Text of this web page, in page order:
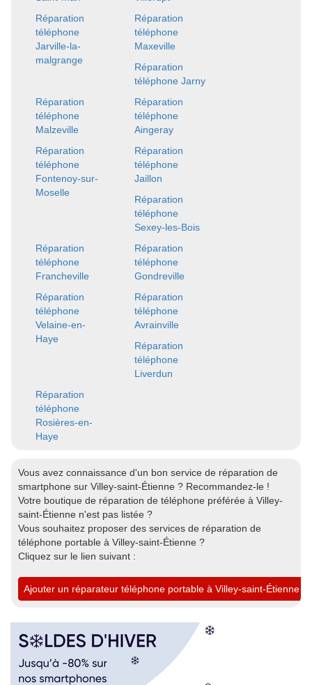
Réparation
téléphone
Jarville-la-
malgrange
Réparation
téléphone
Maxeville
Réparation
téléphone Jarny
Réparation
téléphone
Malzeville
Réparation
téléphone
Aingeray
Réparation
téléphone
Fontenoy-sur-
Moselle
Réparation
téléphone
Jaillon
Réparation
téléphone
Sexey-les-Bois
Réparation
téléphone
Francheville
Réparation
téléphone
Gondreville
Réparation
téléphone
Velaine-en-
Haye
Réparation
téléphone
Avrainville
Réparation
téléphone
Liverdun
Réparation
téléphone
Rosières-en-
Haye
Vous avez connaissance d'un bon service de réparation de
smartphone sur Villey-saint-Étienne ? Recommandez-le !
Votre boutique de réparation de téléphone préférée à Villey-
saint-Étienne n'est pas listée ?
Vous souhaitez proposer des services de réparation de
téléphone portable à Villey-saint-Étienne ?
Cliquez sur le lien suivant :
Ajouter un réparateur téléphone portable à Villey-saint-Étienne